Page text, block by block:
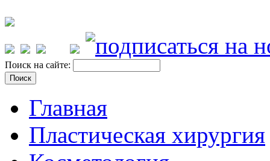
Поиск на сайте:
Главная
Пластическая хирургия